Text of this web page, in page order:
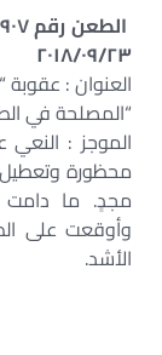
٢٠١٨/٠٩/٢٣
العنوان : عقوبة
“المصلحة في
الموجز :
محظورة وتعطيل
وأوقعت على
الأشد.